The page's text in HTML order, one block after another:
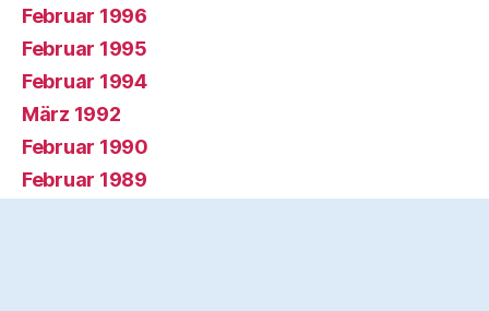
Februar 1996
Februar 1995
Februar 1994
März 1992
Februar 1990
Februar 1989